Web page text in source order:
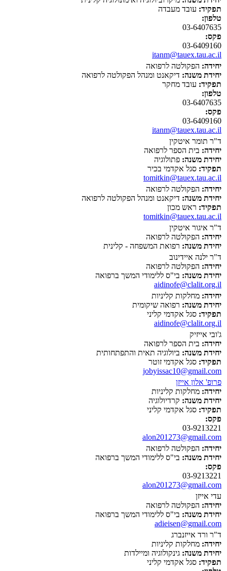
תפקיד: עובד מעבדה
טלפון:
03-6407635
פקס:
03-6409160
itanm@tauex.tau.ac.il
יחידה: הפקולטה לרפואה
יחידת משנה: דיקאנט ומנהל הפקולטה לרפואה
תפקיד: עובד מחקר
טלפון:
03-6407635
פקס:
03-6409160
itanm@tauex.tau.ac.il
ד"ר תומר איטקין
יחידה: בית הספר לרפואה
יחידת משנה: פתולוגיה
תפקיד: סגל אקדמי בכיר
tomitkin@tauex.tau.ac.il
יחידה: הפקולטה לרפואה
יחידת משנה: דיקאנט ומנהל הפקולטה לרפואה
תפקיד: ראש מכון
tomitkin@tauex.tau.ac.il
ד"ר איגור איטקין
יחידה: הפקולטה לרפואה
יחידת משנה: רפואת המשפחה - קלינית
ד"ר ילנה איידינוב
יחידה: הפקולטה לרפואה
יחידת משנה: בי"ס ללימודי המשך ברפואה
aidinofe@clalit.org.il
יחידה: מחלקות קליניות
יחידת משנה: רפואה שיקומית
תפקיד: סגל אקדמי קליני
aidinofe@clalit.org.il
ג'ובי אייזיק
יחידה: בית הספר לרפואה
יחידת משנה: ביולוגיה תאית והתפתחותית
תפקיד: סגל אקדמי זוטר
jobyissac10@gmail.com
פרופ' אלון אייזן
יחידה: מחלקות קליניות
יחידת משנה: קרדיולוגיה
תפקיד: סגל אקדמי קליני
פקס:
03-9213221
alon201273@gmail.com
יחידה: הפקולטה לרפואה
יחידת משנה: בי"ס ללימודי המשך ברפואה
פקס:
03-9213221
alon201273@gmail.com
עדי אייזן
יחידה: הפקולטה לרפואה
יחידת משנה: בי"ס ללימודי המשך ברפואה
adieisen@gmail.com
ד"ר ורד אייזנברג
יחידה: מחלקות קליניות
יחידת משנה: גינקולוגיה ומיילדות
תפקיד: סגל אקדמי קליני